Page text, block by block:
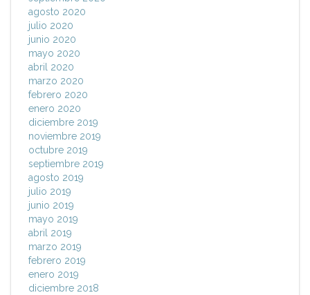
agosto 2020
julio 2020
junio 2020
mayo 2020
abril 2020
marzo 2020
febrero 2020
enero 2020
diciembre 2019
noviembre 2019
octubre 2019
septiembre 2019
agosto 2019
julio 2019
junio 2019
mayo 2019
abril 2019
marzo 2019
febrero 2019
enero 2019
diciembre 2018